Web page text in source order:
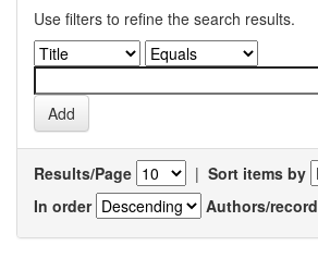
Use filters to refine the search results.
Results/Page | Sort items by
In order
Authors/record